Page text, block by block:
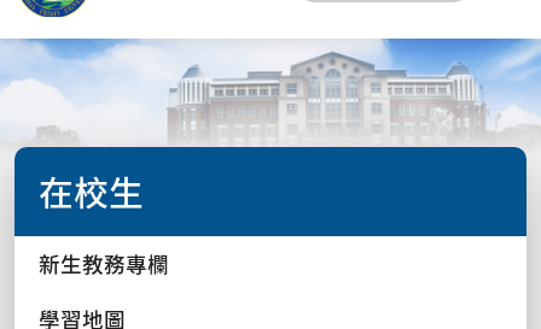
在校生
新生教務專欄
學習地圖